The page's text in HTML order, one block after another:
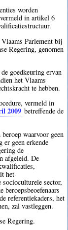
worden
in artikel 6
Parlement bij
Regering, genomen
goedkeuring ervan
het Vlaams
te hebben.
vermeld in
2009 betreffende de
waarvoor geen
er geen erkende
de
afgeleid. De
het
sector,
beroepsbeoefenaars
referentiekaders, het
zal vastleggen.
Regering.